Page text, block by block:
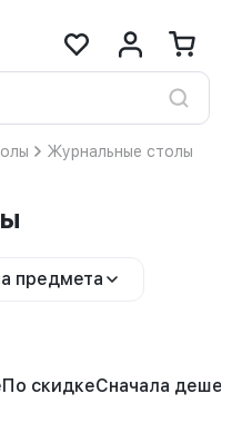
Журнальные столы
предмета
По скидкеСначала